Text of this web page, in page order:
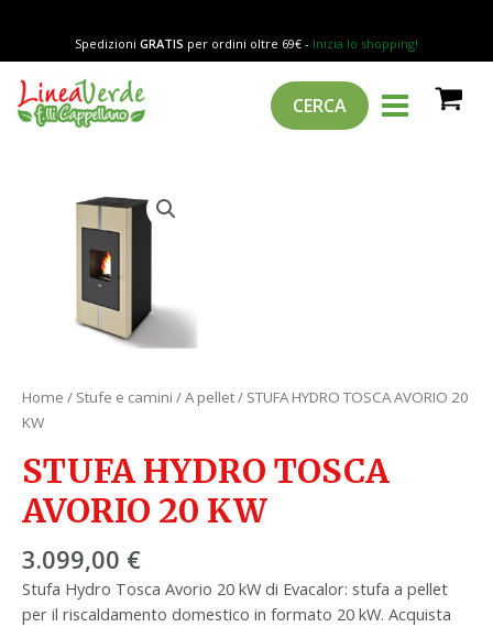
contenuto
Spedizioni GRATIS per ordini oltre 69€ - Inizia lo shopping!
CERCA
MAIN
MENU
Home / Stufe e camini /A pellet/ STUFA HYDRO TOSCA AVORIO 20
KW
STUFA HYDRO TOSCA
AVORIO 20 KW
3.099,00 €
Stufa Hydro Tosca Avorio 20 kW di Evacalor: stufa a pellet
per il riscaldamento domestico in formato 20 kW. Acquista
quantità